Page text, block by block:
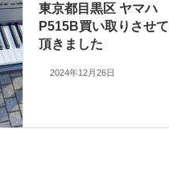
東京都目黒区 ヤマハ
P515B買い取りさせて
頂きました
2024年12月26日